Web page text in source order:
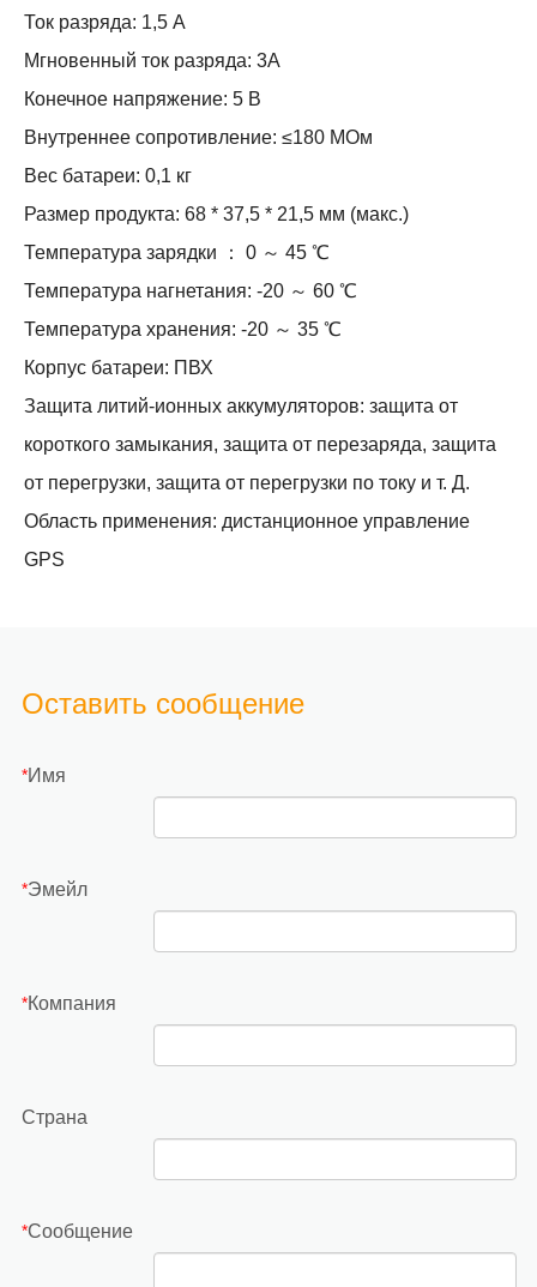
Ток разряда: 1,5 А
Мгновенный ток разряда: 3А
Конечное напряжение: 5 В
Внутреннее сопротивление: ≤180 МОм
Вес батареи: 0,1 кг
Размер продукта: 68 * 37,5 * 21,5 мм (макс.)
Температура зарядки ： 0 ～ 45 ℃
Температура нагнетания: -20 ～ 60 ℃
Температура хранения: -20 ～ 35 ℃
Корпус батареи: ПВХ
Защита литий-ионных аккумуляторов: защита от
короткого замыкания, защита от перезаряда, защита
от перегрузки, защита от перегрузки по току и т. Д.
Область применения: дистанционное управление
GPS
Оставить сообщение
*Имя
*Эмейл
*Компания
Страна
*Сообщение